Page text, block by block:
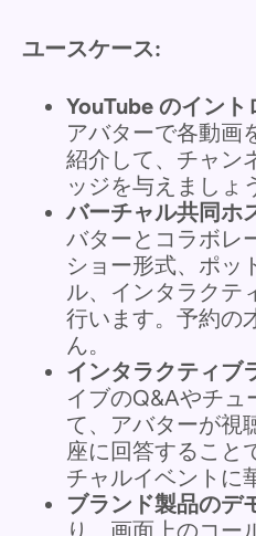
ユースケース:
YouTube のイント
アバターで各動画
紹介して、チャン
ッジを与えましょ
バーチャル共同ホ
バターとコラボレ
ショー形式、ポッ
ル、インタラクテ
行います。予約の
ん。
インタラクティブ
イブのQ&Aやチュ
て、アバターが視
座に回答すること
チャルイベントに
ブランド製品のデ
り、画面上のコー